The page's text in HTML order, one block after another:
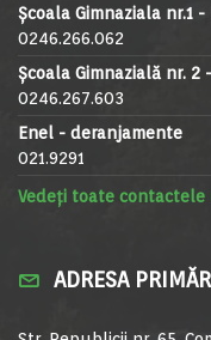
Școala Gimnaziala nr.1 -
0246.266.062
Școala Gimnazială nr. 2
0246.267.603
Enel - deranjamente
021.9291
Vedeți toate
ADRESA